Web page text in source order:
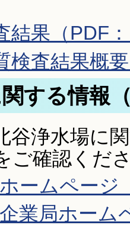
結果（PDF
検査結果概
する情報
谷浄水場に
ご確認くだ
ームページ
業局ホーム